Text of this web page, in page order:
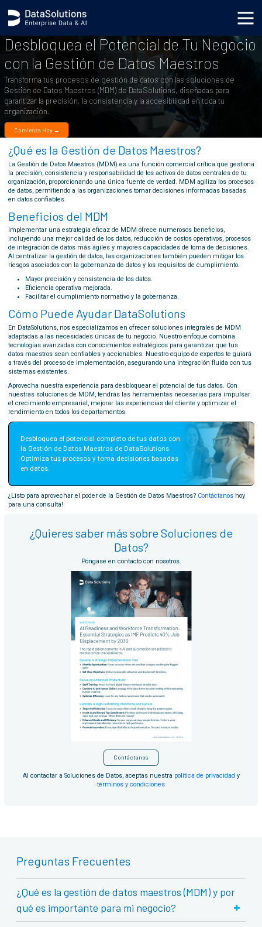
Desbloquea el Potencial de Tu Negocio
con la Gestión de Datos Maestros
Transforma tus procesos de gestión de datos con las soluciones de
Gestión de Datos Maestros (MDM) de DataSolutions, diseñadas para
garantizar la precisión, la consistencia y la accesibilidad en toda tu
organización.
Comienza Hoy →
¿Qué es la Gestión de Datos Maestros?
La Gestión de Datos Maestros (MDM) es una función comercial crítica que gestiona
la precisión, consistencia y responsabilidad de los activos de datos centrales de tu
organización, proporcionando una única fuente de verdad. MDM agiliza los procesos
de datos, permitiendo a las organizaciones tomar decisiones informadas basadas
en datos confiables.
Beneficios del MDM
Implementar una estrategia eficaz de MDM ofrece numerosos beneficios,
incluyendo una mejor calidad de los datos, reducción de costos operativos, procesos
de integración de datos más ágiles y mayores capacidades de toma de decisiones.
Al centralizar la gestión de datos, las organizaciones también pueden mitigar los
riesgos asociados con la gobernanza de datos y los requisitos de cumplimiento.
Mayor precisión y consistencia de los datos.
Eficiencia operativa mejorada.
Facilitar el cumplimiento normativo y la gobernanza.
Cómo Puede Ayudar DataSolutions
En DataSolutions, nos especializamos en ofrecer soluciones integrales de MDM
adaptadas a las necesidades únicas de tu negocio. Nuestro enfoque combina
tecnologías avanzadas con conocimientos estratégicos para garantizar que tus
datos maestros sean confiables y accionables. Nuestro equipo de expertos te guiará
a través del proceso de implementación, asegurando una integración fluida con tus
sistemas existentes.
Aprovecha nuestra experiencia para desbloquear el potencial de tus datos. Con
nuestras soluciones de MDM, tendrás las herramientas necesarias para impulsar
el crecimiento empresarial, mejorar las experiencias del cliente y optimizar el
rendimiento en todos los departamentos.
Desbloquea el potencial completo de tus datos con
la Gestión de Datos Maestros de DataSolutions.
Optimiza tus procesos y toma decisiones basadas
en datos.
¿Listo para aprovechar el poder de la Gestión de Datos Maestros? Contáctanoshoy
para una consulta!
¿Quieres saber más sobre Soluciones de
Datos?
Póngase en contacto con nosotros.
Contáctanos
Al contactar a Soluciones de Datos, aceptas nuestra política de privacidad y
términos y condiciones
Preguntas Frecuentes
¿Qué es la gestión de datos maestros (MDM) y por
qué es importante para mi negocio?
+